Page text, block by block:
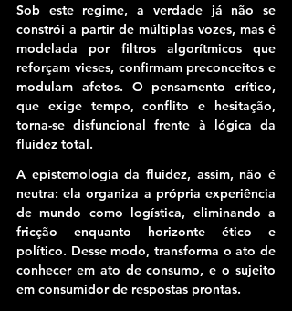
Sob este regime, a verdade já não se
constrói a partir de múltiplas vozes, mas é
modelada por filtros algorítmicos que
reforçam vieses, confirmam preconceitos e
modulam afetos. O pensamento crítico,
que exige tempo, conflito e hesitação,
torna-se disfuncional frente à lógica da
fluidez total.
A epistemologia da fluidez, assim, não é
neutra: ela organiza a própria experiência
de mundo como logística, eliminando a
fricção enquanto horizonte ético e
político. Desse modo, transforma o ato de
conhecer em ato de consumo, e o sujeito
em consumidor de respostas prontas.